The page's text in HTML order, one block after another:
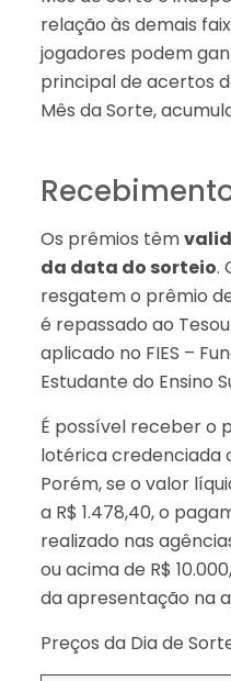
relação às demais
jogadores podem
principal de acertos
Mês da Sorte,
Os prêmios têm
da data do sorteio.
resgatem o prêmio
é repassado ao
aplicado no FIES –
Estudante do Ensino
É possível receber o
lotérica credenciada
Porém, se o valor
a R$ 1.478,40, o
realizado nas
ou acima de R$
da apresentação na
Preços da Dia de